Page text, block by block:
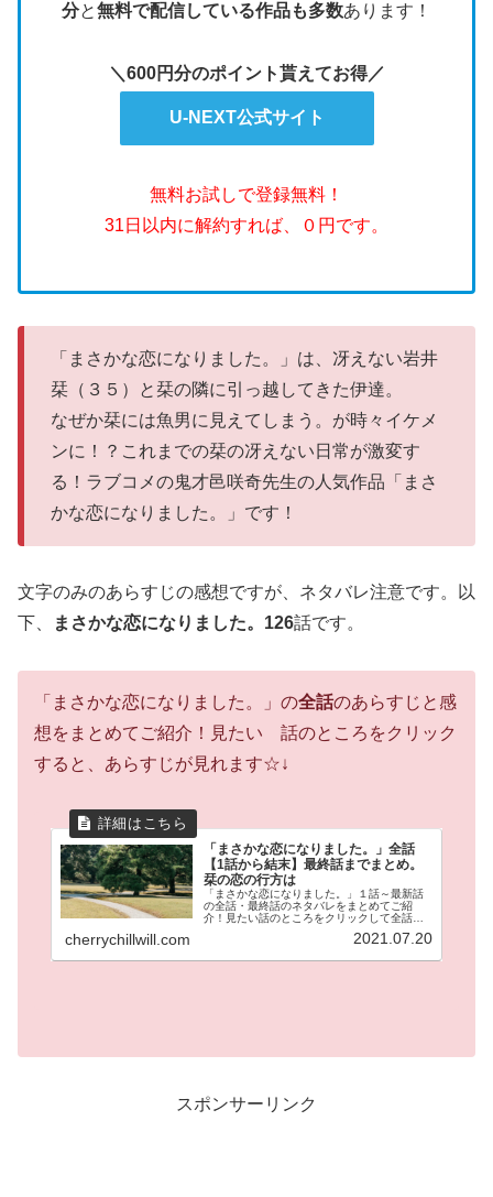
分と無料で配信している作品も多数あります！
＼600円分のポイント貰えてお得／
U-NEXT公式サイト
無料お試しで登録無料！
31日以内に解約すれば、０円です。
「まさかな恋になりました。」は、冴えない岩井
栞（３５）と栞の隣に引っ越してきた伊達。
なぜか栞には魚男に見えてしまう。が時々イケメ
ンに！？これまでの栞の冴えない日常が激変す
る！ラブコメの鬼才邑咲奇先生の人気作品「まさ
かな恋になりました。」です！
文字のみのあらすじの感想ですが、ネタバレ注意です。以
下、
まさかな恋になりました。126話です。
「まさかな恋になりました。」の全話のあらすじと感
想をまとめてご紹介！見たい 話のところをクリック
すると、あらすじが見れます☆↓
「まさかな恋になりました。」全話
【1話から結末】最終話までまとめ。
栞の恋の行方は
「まさかな恋になりました。」１話～最新話
の全話・最終話のネタバレをまとめてご紹
介！見たい話のところをクリックして全話の
５）の隣に引っ越してきた伊達。なぜか栞に
cherrychillwill.com 2021.07.20
スポンサーリンク